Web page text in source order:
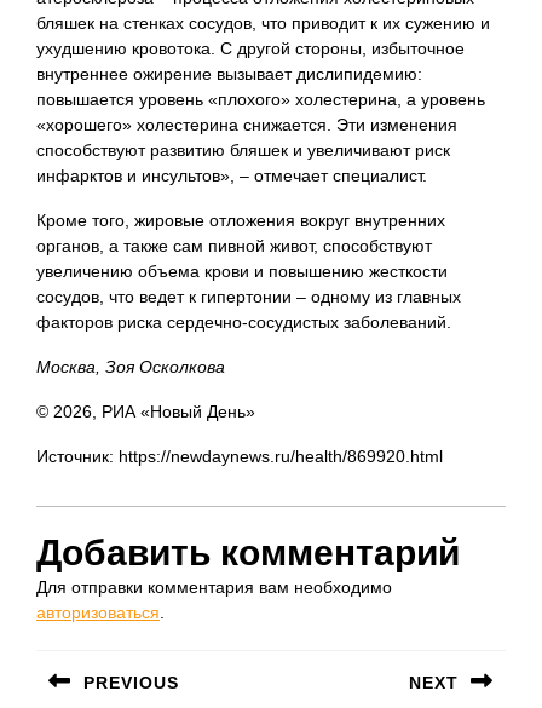
бляшек на стенках сосудов, что приводит к их сужению и
ухудшению кровотока. С другой стороны, избыточное
внутреннее ожирение вызывает дислипидемию:
повышается уровень «плохого» холестерина, а уровень
«хорошего» холестерина снижается. Эти изменения
способствуют развитию бляшек и увеличивают риск
инфарктов и инсультов», – отмечает специалист.
Кроме того, жировые отложения вокруг внутренних
органов, а также сам пивной живот, способствуют
увеличению объема крови и повышению жесткости
сосудов, что ведет к гипертонии – одному из главных
факторов риска сердечно-сосудистых заболеваний.
Москва, Зоя Осколкова
© 2026, РИА «Новый День»
Источник: https://newdaynews.ru/health/869920.html
Добавить комментарий
Для отправки комментария вам необходимо
авторизоваться.
по
PREVIOUS NEXT